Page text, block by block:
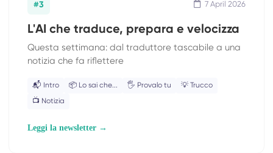
#3 7 April 2026
L'AI che traduce, prepara e velocizza
Questa settimana: dal traduttore tascabile a una
notizia che fa riflettere
📬 Intro 📦 Lo sai che... 🖐 Provalo tu 💡 Trucco
📺 Notizia
Leggi la newsletter →